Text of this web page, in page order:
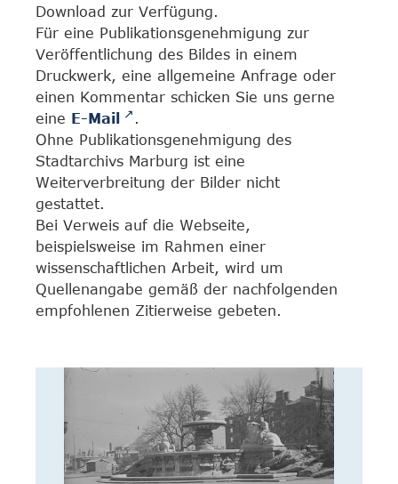
Download zur Verfügung.
Für eine Publikationsgenehmigung zur
Veröffentlichung des Bildes in einem
Druckwerk, eine allgemeine Anfrage oder
einen Kommentar schicken Sie uns gerne
eine E-Mail
.
Ohne Publikationsgenehmigung des
Stadtarchivs Marburg ist eine
Weiterverbreitung der Bilder nicht
gestattet.
Bei Verweis auf die Webseite,
beispielsweise im Rahmen einer
wissenschaftlichen Arbeit, wird um
Quellenangabe gemäß der nachfolgenden
empfohlenen Zitierweise gebeten.